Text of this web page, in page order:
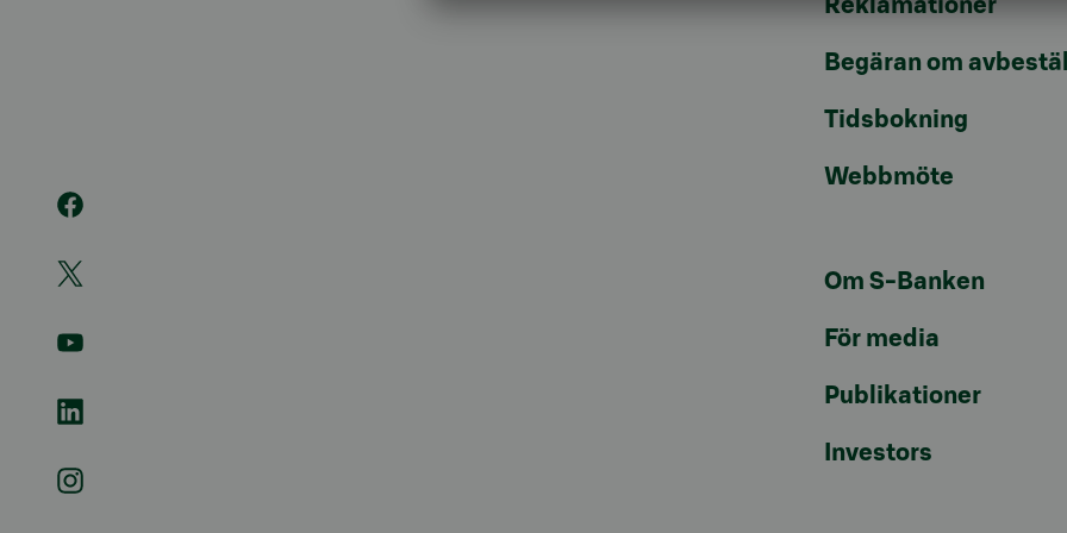
Reklamationer
Begäran om
Tidsbokning
Webbmöte
Om S-Banken
För media
Publikationer
Investors